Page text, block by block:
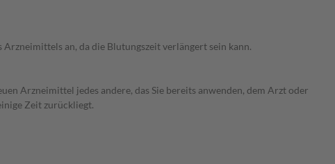
an, da die Blutungszeit verlängert sein kann.
Arzneimittel jedes andere, das Sie bereits anwenden, dem Arzt oder
Zeit zurückliegt.